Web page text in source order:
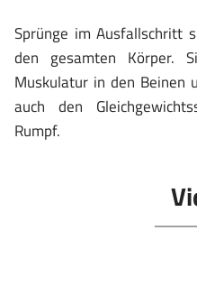
Sprünge im Ausfallschritt
den gesamten Körper.
Muskulatur in den Beinen
auch den
Rumpf.